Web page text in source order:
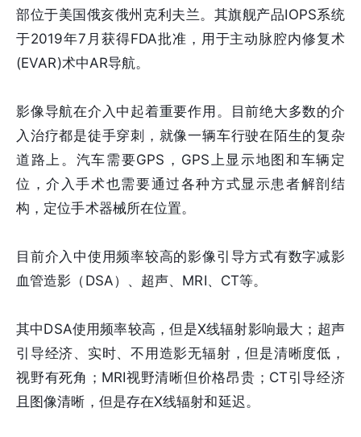
部位于美国俄亥俄州克利夫兰。其旗舰产品IOPS系统
于2019年7月获得FDA批准，用于主动脉腔内修复术
(EVAR)术中AR导航。
影像导航在介入中起着重要作用。目前绝大多数的介
入治疗都是徒手穿刺，就像一辆车行驶在陌生的复杂
道路上。汽车需要GPS，GPS上显示地图和车辆定
位，介入手术也需要通过各种方式显示患者解剖结
构，定位手术器械所在位置。
目前介入中使用频率较高的影像引导方式有数字减影
血管造影（DSA）、超声、MRI、CT等。
其中DSA使用频率较高，但是X线辐射影响最大；超声
引导经济、实时、不用造影无辐射，但是清晰度低，
视野有死角；MRI视野清晰但价格昂贵；CT引导经济
且图像清晰，但是存在X线辐射和延迟。